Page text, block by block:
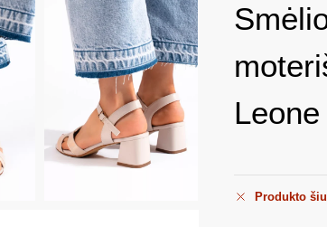
Leone
Produkto